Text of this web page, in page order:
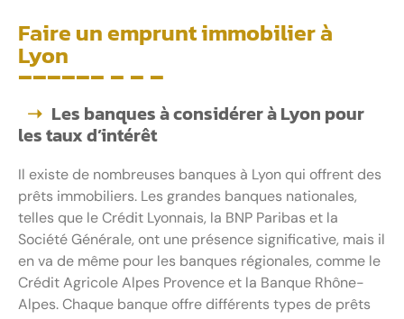
Faire un emprunt immobilier à
Lyon
Les banques à considérer à Lyon pour
les taux d’intérêt
Il existe de nombreuses banques à Lyon qui offrent des
prêts immobiliers. Les grandes banques nationales,
telles que le Crédit Lyonnais, la BNP Paribas et la
Société Générale, ont une présence significative, mais il
en va de même pour les banques régionales, comme le
Crédit Agricole Alpes Provence et la Banque Rhône-
Alpes. Chaque banque offre différents types de prêts